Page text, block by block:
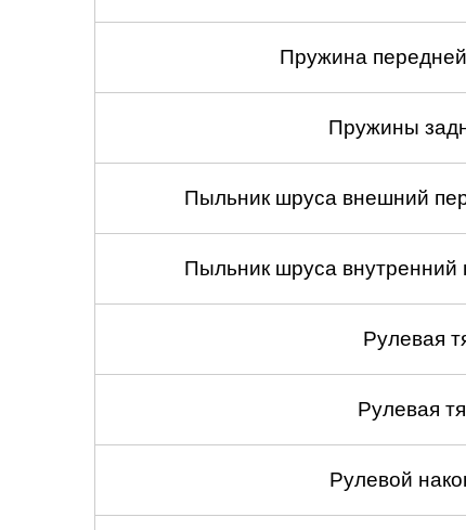
Пружина
Пружины
Пыльник шруса внешний
Пыльник шруса внутренний
Рулевая
Рулевая
Рулевой